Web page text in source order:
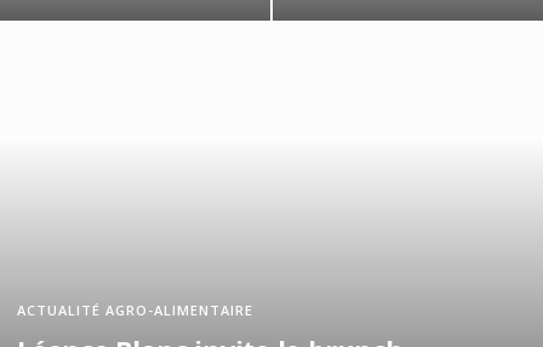
ACTUALITÉ AGRO-ALIMENTAIRE